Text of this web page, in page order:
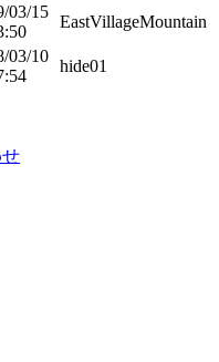
03/15
EastVillageMountain
03/10
hide01